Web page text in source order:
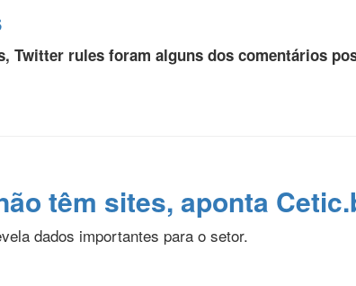
Twitter rules foram alguns dos comentários
têm sites, aponta
dados importantes para o setor.